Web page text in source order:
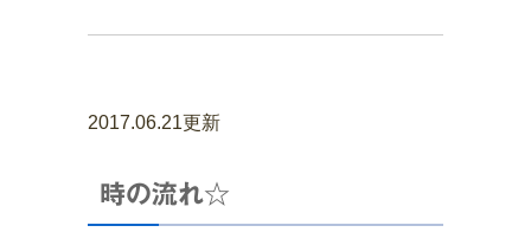
2017.06.21更新
時の流れ☆